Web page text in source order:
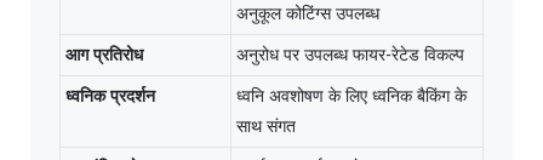
अनुकूल कोटिंग्स उपलब्ध
आग प्रतिरोध
अनुरोध पर उपलब्ध फायर-रेटेड विकल्प
ध्वनिक प्रदर्शन
ध्वनि अवशोषण के लिए ध्वनिक बैकिंग के
साथ संगत